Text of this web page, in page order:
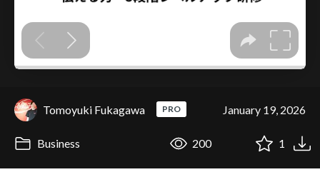
Tomoyuki Fukagawa PRO January 19, 2026
Business 200 1